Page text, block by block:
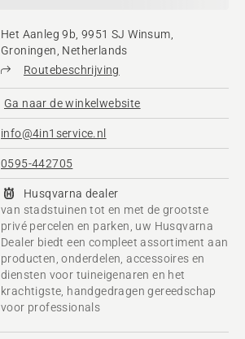
Het Aanleg 9b, 9951 SJ Winsum,
Groningen, Netherlands
Routebeschrijving
Ga naar de winkelwebsite
info@4in1service.nl
0595-442705
Husqvarna dealer
van stadstuinen tot en met de grootste
privé percelen en parken, uw Husqvarna
Dealer biedt een compleet assortiment aan
producten, onderdelen, accessoires en
diensten voor tuineigenaren en het
krachtigste, handgedragen gereedschap
voor professionals